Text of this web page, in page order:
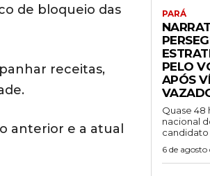
de bloqueio das
receitas,
anterior e a atual
PARÁ
PELO
APÓS
Quase 48
nacional
candidato
6 de agosto